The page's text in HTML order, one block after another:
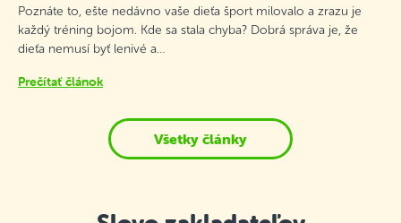
Poznáte to, ešte nedávno vaše dieťa šport milovalo a zrazu je
každý tréning bojom. Kde sa stala chyba? Dobrá správa je, že
dieťa nemusí byť lenivé a…
Prečítať článok
Všetky články